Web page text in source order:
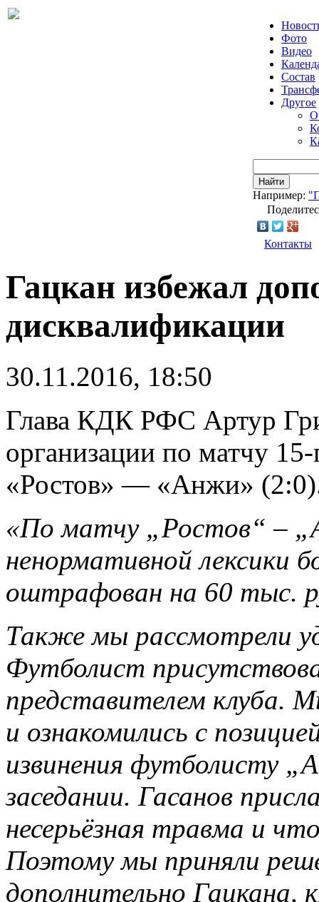
Фото
Видео
Состав
Другое
О
Найти
Например:
Контакты
Гацкан избежал
дисквалификации
30.11.2016, 18:50
Глава КДК РФС Артур
организации по матчу
«Ростов» — «Анжи»
«По матчу „Ростов“ –
ненормативной лексики
оштрафован на 60 тыс.
Также мы рассмотрели
Футболист
представителем клуба.
и ознакомились с
извинения футболисту
заседании. Гасанов
несерьёзная травма и
Поэтому мы приняли
дополнительно Гацкана,